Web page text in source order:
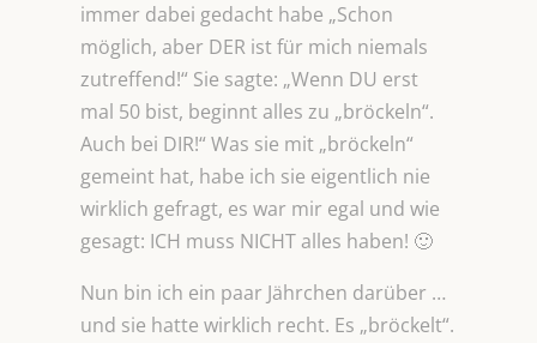
immer dabei gedacht habe „Schon
möglich, aber DER ist für mich niemals
zutreffend!“ Sie sagte: „Wenn DU erst
mal 50 bist, beginnt alles zu „bröckeln“.
Auch bei DIR!“ Was sie mit „bröckeln“
gemeint hat, habe ich sie eigentlich nie
wirklich gefragt, es war mir egal und wie
gesagt: ICH muss NICHT alles haben! 🙂
Nun bin ich ein paar Jährchen darüber …
und sie hatte wirklich recht. Es „bröckelt“.